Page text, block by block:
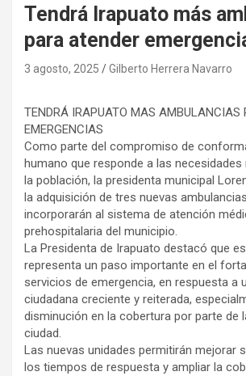
Tendrá Irapuato más
para atender
3 agosto, 2025 Gilberto Herrera Navarro
TENDRÁ IRAPUATO MAS AMBULANCIAS
EMERGENCIAS
Como parte del compromiso de
humano que responde a las
la población, la presidenta municipal
la adquisición de tres nuevas
incorporarán al sistema de atención
prehospitalaria del municipio.
La Presidenta de Irapuato destacó que
representa un paso importante en el
servicios de emergencia, en respuesta a
ciudadana creciente y reiterada,
disminución en la cobertura por parte de
ciudad.
Las nuevas unidades permitirán mejorar
los tiempos de respuesta y ampliar la